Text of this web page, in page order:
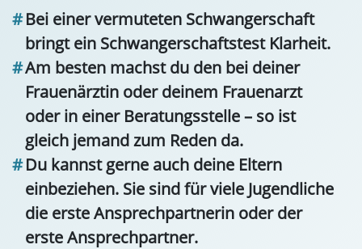
Bei einer vermuteten Schwangerschaft
bringt ein Schwangerschaftstest Klarheit.
Am besten machst du den bei deiner
Frauenärztin oder deinem Frauenarzt
oder in einer Beratungsstelle – so ist
gleich jemand zum Reden da.
Du kannst gerne auch deine Eltern
einbeziehen. Sie sind für viele Jugendliche
die erste Ansprechpartnerin oder der
erste Ansprechpartner.